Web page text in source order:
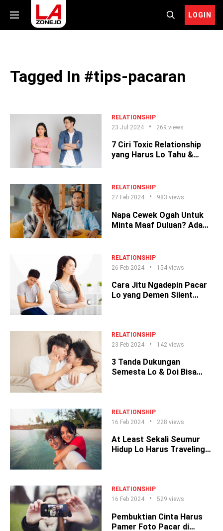
LOGIN
Tagged In #tips-pacaran
RELATIONSHIP
23 Jul 2024
269 views
7 Ciri Toxic Relationship
yang Harus Lo Tahu &
RELATIONSHIP
27 Feb 2024
983 views
Napa Cewek Ogah Untuk
Minta Maaf Duluan? Ada
RELATIONSHIP
26 Feb 2024
154 views
Cara Jitu Ngadepin Pacar
Lo yang Demen Silent
RELATIONSHIP
23 Feb 2024
142 views
3 Tanda Dukungan
Semesta Lo & Doi Bisa
RELATIONSHIP
16 Feb 2024
228 views
At Least Sekali Seumur
Hidup Lo Harus Traveling
RELATIONSHIP
16 Feb 2024
529 views
Pembuktian Cinta Harus
Pamer Foto Pacar di